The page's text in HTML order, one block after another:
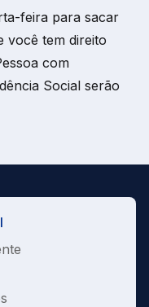
feira para sacar
você tem direito
com
Social serão